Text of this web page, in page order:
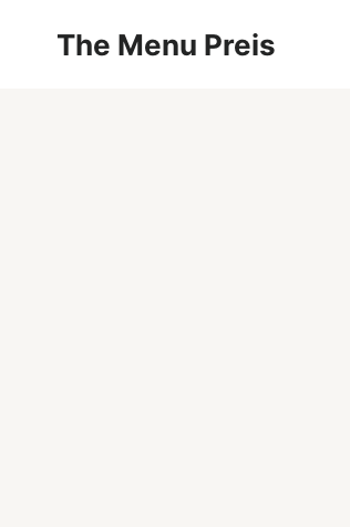
The Menu Preis